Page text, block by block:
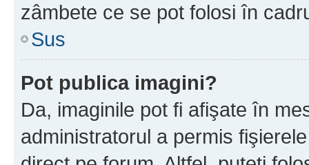
zâmbete ce se pot folosi în
Sus
Pot publica imagini?
Da, imaginile pot fi afişate în
administratorul a permis